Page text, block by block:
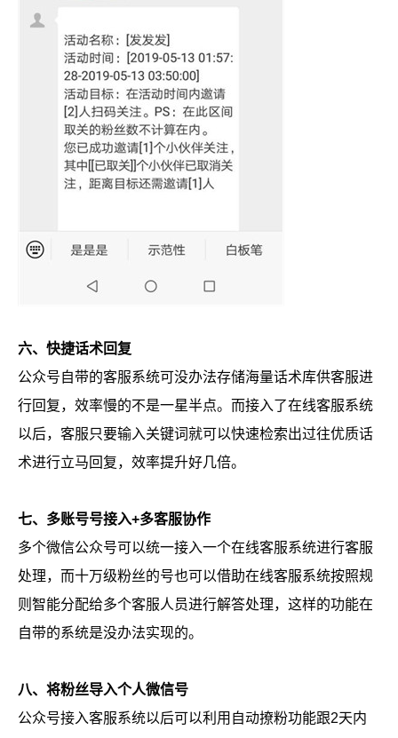
六、快捷话术回复
公众号自带的客服系统可没办法存储海量话术库供客服进
行回复，效率慢的不是一星半点。而接入了在线客服系统
以后，客服只要输入关键词就可以快速检索出过往优质话
术进行立马回复，效率提升好几倍。
七、多账号号接入+多客服协作
多个微信公众号可以统一接入一个在线客服系统进行客服
处理，而十万级粉丝的号也可以借助在线客服系统按照规
则智能分配给多个客服人员进行解答处理，这样的功能在
自带的系统是没办法实现的。
八、将粉丝导入个人微信号
公众号接入客服系统以后可以利用自动撩粉功能跟2天内